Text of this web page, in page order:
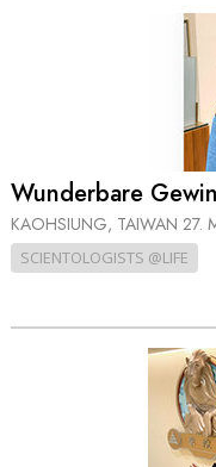
Wunderbare
KAOHSIUNG, TAIWAN 27.
SCIENTOLOGISTS @LIFE